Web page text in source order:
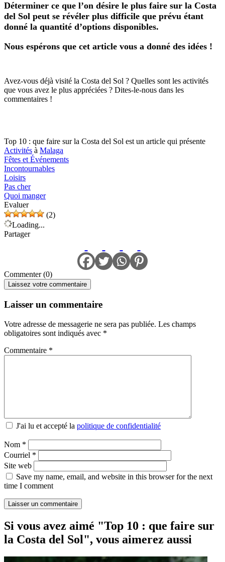
Déterminer ce que l’on désire le plus faire sur la Costa
del Sol peut se révéler plus difficile que prévu étant
donné la quantité d’options disponibles.
Nous espérons que cet article vous a donné des idées !
Avez-vous déjà visité la Costa del Sol ? Quelles sont les activités
que vous avez le plus appréciées ? Dites-le-nous dans les
commentaires !
Top 10 : que faire sur la Costa del Sol est un article qui présente
Activités à Malaga
Fêtes et Événements
Incontournables
Loisirs
Pas cher
Quoi manger
Evaluer
(2)
Loading...
Partager
Commenter (0)
Laissez votre commentaire
Laisser un commentaire
Votre adresse de messagerie ne sera pas publiée. Les champs
obligatoires sont indiqués avec *
Commentaire *
J'ai lu et accepté la politique de confidentialité
Nom *
Courriel *
Site web
Save my name, email, and website in this browser for the next
time I comment
Si vous avez aimé "Top 10 : que faire sur
la Costa del Sol", vous aimerez aussi